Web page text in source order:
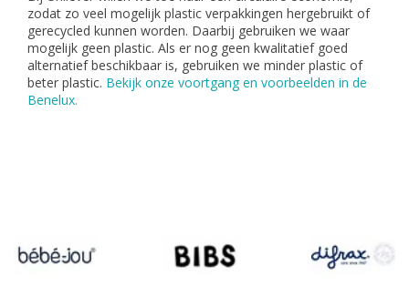
zodat zo veel mogelijk plastic verpakkingen hergebruikt of
gerecycled kunnen worden. Daarbij gebruiken we waar
mogelijk geen plastic. Als er nog geen kwalitatief goed
alternatief beschikbaar is, gebruiken we minder plastic of
beter plastic. Bekijk onze voortgang en voorbeelden in de
Benelux.